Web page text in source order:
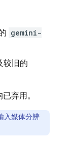
gemini-
较旧的
弃用。
入媒体分辨